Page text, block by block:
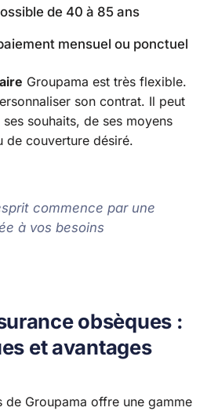
de 40 à 85 ans
mensuel ou ponctuel
Groupama est très flexible.
son contrat. Il peut
souhaits, de ses moyens
de couverture désiré.
commence par une
à vos besoins
obsèques :
et avantages
de Groupama offre une gamme